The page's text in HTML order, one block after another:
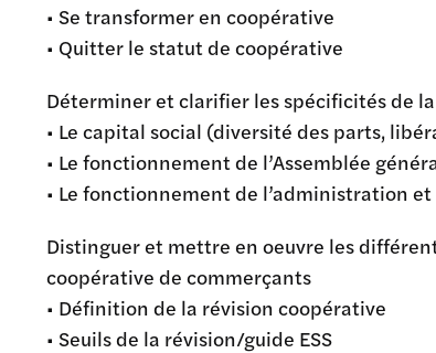
• Se transformer en coopérative
• Quitter le statut de coopérative
Déterminer et clarifier les spécificités de
• Le capital social (diversité des parts,
• Le fonctionnement de l’Assemblée
• Le fonctionnement de l’administration
Distinguer et mettre en oeuvre les
coopérative de commerçants
• Définition de la révision coopérative
• Seuils de la révision/guide ESS